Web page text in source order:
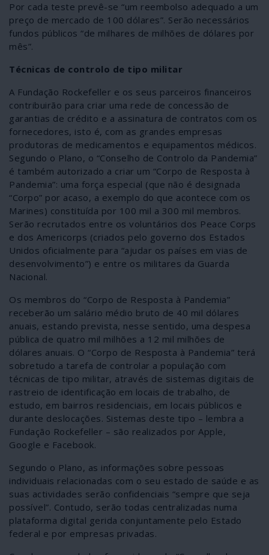
Por cada teste prevê-se “um reembolso adequado a um
preço de mercado de 100 dólares”. Serão necessários
fundos públicos “de milhares de milhões de dólares por
mês”.
Técnicas de controlo de tipo militar
A Fundação Rockefeller e os seus parceiros financeiros
contribuirão para criar uma rede de concessão de
garantias de crédito e a assinatura de contratos com os
fornecedores, isto é, com as grandes empresas
produtoras de medicamentos e equipamentos médicos.
Segundo o Plano, o “Conselho de Controlo da Pandemia”
é também autorizado a criar um “Corpo de Resposta à
Pandemia”: uma força especial (que não é designada
“Corpo” por acaso, a exemplo do que acontece com os
Marines) constituída por 100 mil a 300 mil membros.
Serão recrutados entre os voluntários dos Peace Corps
e dos Americorps (criados pelo governo dos Estados
Unidos oficialmente para “ajudar os países em vias de
desenvolvimento”) e entre os militares da Guarda
Nacional.
Os membros do “Corpo de Resposta à Pandemia”
receberão um salário médio bruto de 40 mil dólares
anuais, estando prevista, nesse sentido, uma despesa
pública de quatro mil milhões a 12 mil milhões de
dólares anuais. O “Corpo de Resposta à Pandemia” terá
sobretudo a tarefa de controlar a população com
técnicas de tipo militar, através de sistemas digitais de
rastreio de identificação em locais de trabalho, de
estudo, em bairros residenciais, em locais públicos e
durante deslocações. Sistemas deste tipo – lembra a
Fundação Rockefeller – são realizados por Apple,
Google e Facebook.
Segundo o Plano, as informações sobre pessoas
individuais relacionadas com o seu estado de saúde e as
suas actividades serão confidenciais “sempre que seja
possível”. Contudo, serão todas centralizadas numa
plataforma digital gerida conjuntamente pelo Estado
federal e por empresas privadas.